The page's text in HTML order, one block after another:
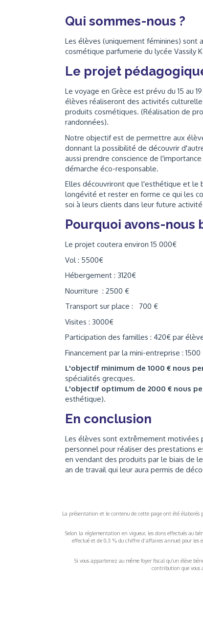
Qui sommes-nous ?
Les élèves (uniquement féminines) sont
cosmétique parfumerie du lycée Vassily
Le projet
Le voyage en Grèce est prévu du 15 au
élèves réaliseront des activités
produits cosmétiques. (Réalisation de
randonnées).
Notre objectif est de permettre aux
donnant la possibilité de découvrir
aussi prendre conscience de
démarche éco-responsable.
Elles découvriront que l'esthétique et le
longévité et rester en forme ce qui les
soi à leurs clients dans leur future
Pourquoi avons-nous
Le projet coutera environ 15 000€
Vol : 5500€
Hébergement : 3120€
Nourriture : 2500 €
Transport sur place : 700 €
Visites : 3000€
Participation des familles : 420€ par
Financement par la mini-entreprise :
L'objectif minimum de 1000 € nous
spécialités grecques.
L'objectif optimum de 2000 € nous
esthétique).
En conclusion
Les élèves sont extrêmement motivées
personnel pour réaliser des prestations
en vendant des produits par le biais de
an de travail qui leur aura permis de
La présentation et le contenu de cette page ont été
Selon la réglementation en vigueur, les dons effectués au
effectué et de 0,5 % du chiffre d’affaires annuel pour
Si vous appartenez au même foyer fiscal qu’un élève
contribution que vous